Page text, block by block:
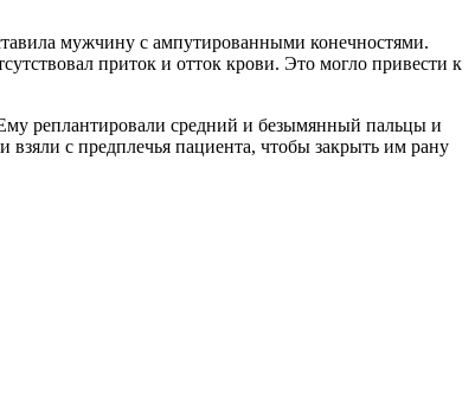
мужчину с ампутированными конечностями.
приток и отток крови. Это могло привести к
реплантировали средний и безымянный пальцы и
с предплечья пациента, чтобы закрыть им рану